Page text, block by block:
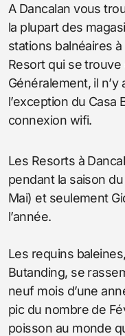
A Dancalan vous
la plupart des
stations balnéaires
Resort qui se
Généralement, il n’y
l’exception du Casa
connexion wifi.
Les Resorts à
pendant la saison
Mai) et seulement
l’année.
Les requins
Butanding, se
neuf mois d’une
pic du nombre de
poisson au monde